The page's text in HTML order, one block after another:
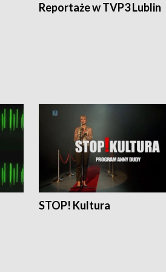
Reportaże w TVP3 Lublin
STOP! Kultura